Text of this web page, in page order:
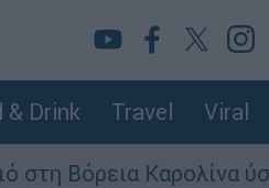
& Drink Travel Viral
Βόρεια Καρολίνα